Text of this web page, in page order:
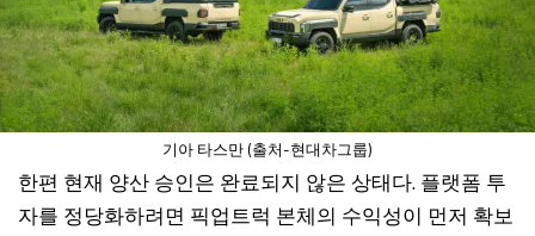
기아 타스만 (출처-현대차그룹)
한편 현재 양산 승인은 완료되지 않은 상태다. 플랫폼 투
자를 정당화하려면 픽업트럭 본체의 수익성이 먼저 확보